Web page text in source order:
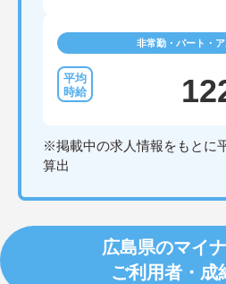
非常勤・パート・
※掲載中の求人情報をもとに
算出
広島県のマイ
ご利用者・成